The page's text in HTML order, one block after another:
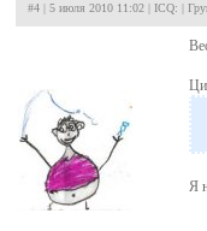
#4 | 5 июля 2010 11:02 | ICQ: |
Я